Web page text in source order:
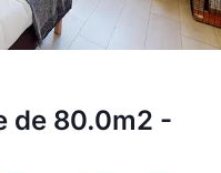
de 80.0m2 -